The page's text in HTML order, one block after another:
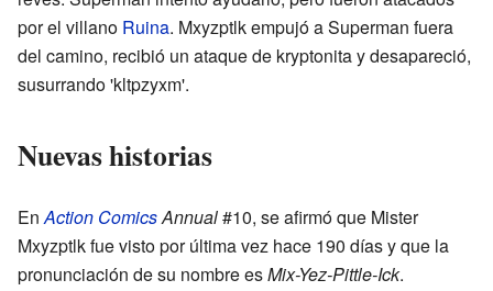
por el villano Ruina. Mxyzptlk empujó a Superman fuera
del camino, recibió un ataque de kryptonita y desapareció,
susurrando 'kltpzyxm'.
Nuevas historias
EnAction ComicsAnnual#10, se afirmó que Mister
Mxyzptlk fue visto por última vez hace 190 días y que la
pronunciación de su nombre esMix-Yez-Pittle-Ick.